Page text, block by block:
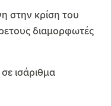
στην κρίση του
διαμορφωτές
ισάριθμα